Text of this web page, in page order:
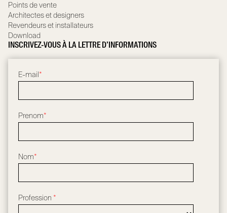
Points de vente
Architectes et designers
Revendeurs et installateurs
Download
INSCRIVEZ-VOUS À LA LETTRE D’INFORMATIONS
E-mail*
Prenom*
Nom*
Profession *